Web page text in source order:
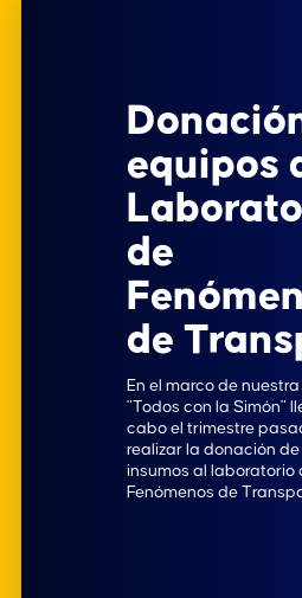
equipos
de
de
En el marco de
"Todos con la Simón"
cabo el trimestre
realizar la donación
insumos al laboratorio
Fenómenos de